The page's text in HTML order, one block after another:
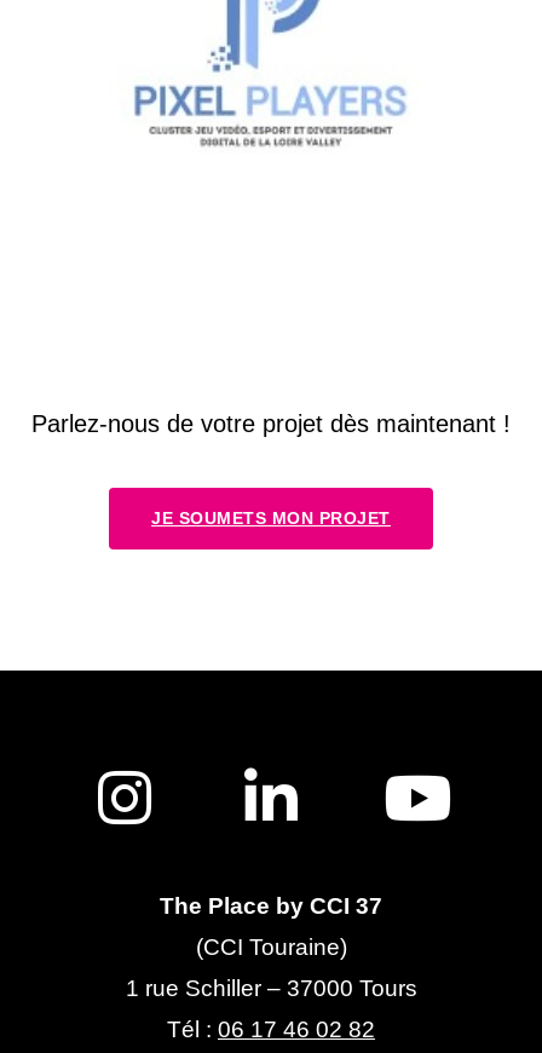
Parlez-nous de votre projet dès maintenant !
JE SOUMETS MON PROJET
The Place by CCI 37
(CCI Touraine)
1 rue Schiller – 37000 Tours
Tél : 06 17 46 02 82